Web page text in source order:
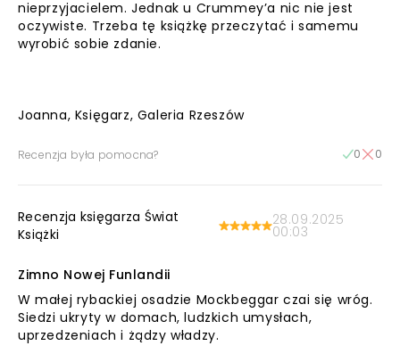
nieprzyjacielem. Jednak u Crummey’a nic nie jest
oczywiste. Trzeba tę książkę przeczytać i samemu
wyrobić sobie zdanie.
Joanna, Księgarz, Galeria Rzeszów
Recenzja była pomocna? 0 0
Recenzja księgarza Świat
Książki
28.09.2025
00:03
Zimno Nowej Funlandii
W małej rybackiej osadzie Mockbeggar czai się wróg.
Siedzi ukryty w domach, ludzkich umysłach,
uprzedzeniach i żądzy władzy.